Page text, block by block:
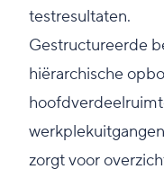
testresultaten.
Gestructureerde
hiërarchische
zorgt voor